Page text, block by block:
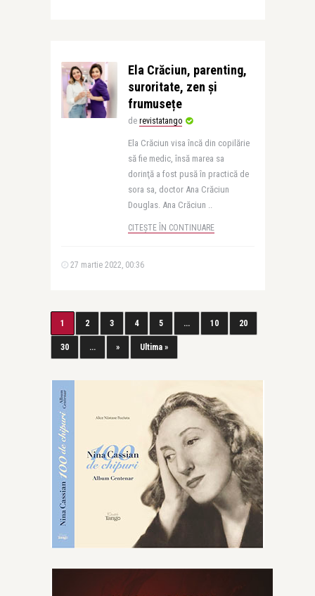
Ela Crăciun, parenting,
suroritate, zen și
frumusețe
de revistatango
Ela Crăciun visa încă din copilărie
să fie medic, însă marea sa
dorinţă a fost pusă în practică de
sora sa, doctor Ana Crăciun
Douglas. Ana Crăciun ..
CITEȘTE ÎN CONTINUARE
27 martie 2022, 00:36
1 2 3 4 5 ... 10 20
30 ... » Ultima »